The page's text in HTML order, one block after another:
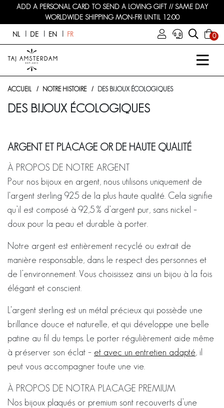
ADD A PERSONAL CARD TO SEND A LOVING GIFT // SAME DAY
WORLDWIDE SHIPPING MON-FRI UNTIL 12:00
NL DE EN FR 0
ACCUEIL NOTRE HISTOIRE DES BIJOUX ÉCOLOGIQUES
DES BIJOUX ÉCOLOGIQUES
ARGENT ET PLACAGE OR DE HAUTE QUALITÉ
À PROPOS DE NOTRE ARGENT
Pour nos bijoux en argent, nous utilisons uniquement de
l'argent sterling 925 de la plus haute qualité. Cela signifie
qu’il est composé à 92,5 % d’argent pur, sans nickel –
doux pour la peau et durable à porter.
Notre argent est entièrement recyclé ou extrait de
manière responsable, dans le respect des personnes et
de l’environnement. Vous choisissez ainsi un bijou à la fois
élégant et conscient.
L'argent sterling est un métal précieux qui possède une
brillance douce et naturelle, et qui développe une belle
patine au fil du temps. Le porter régulièrement aide même
à préserver son éclat – et avec un entretien adapté, il
peut vous accompagner toute une vie.
À PROPOS DE NOTRA PLACAGE PREMIUM
Nos bijoux plaqués or premium sont recouverts d’une